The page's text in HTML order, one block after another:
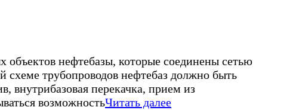
объектов нефтебазы, которые соединены сетью
трубопроводов нефтебаз должно быть
внутрибазовая перекачка, прием из
возможностьЧитать далее